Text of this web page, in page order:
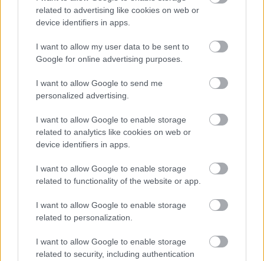
related to advertising like cookies on web or
device identifiers in apps.
I want to allow my user data to be sent to
Google for online advertising purposes.
I want to allow Google to send me
personalized advertising.
I want to allow Google to enable storage
related to analytics like cookies on web or
device identifiers in apps.
I want to allow Google to enable storage
related to functionality of the website or app.
I want to allow Google to enable storage
related to personalization.
I want to allow Google to enable storage
related to security, including authentication
Átigazolási rekord: Vitális Milán és az ETO is
megszólalt
Athénba.